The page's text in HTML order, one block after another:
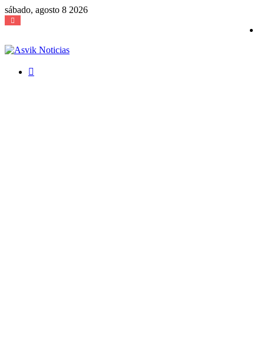
sábado, agosto 8 2026